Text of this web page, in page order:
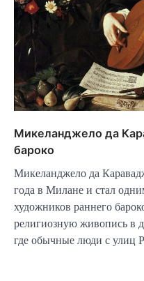
Микеланджело да
бароко
Микеланджело да
года в Милане и стал
художников раннего
религиозную живопись в
где обычные люди с улиц